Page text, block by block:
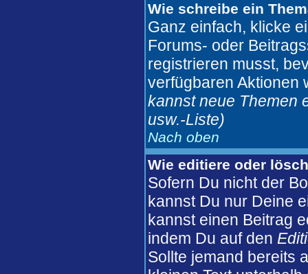
Wie schreibe ein
Ganz einfach, klicke
Forums- oder
registrieren musst,
verfügbaren Aktionen
kannst neue Themen
usw.-Liste)
Nach oben
Wie editiere oder
Sofern Du nicht der
kannst Du nur Deine
kannst einen Beitrag
indem Du auf den
Sollte jemand bereits